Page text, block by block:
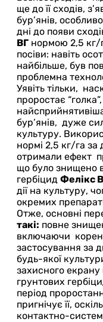
ще до її сходів,
бур’янів,
дні до появи
ВГ нормою 2,5 кг/
посіви: навіть
найбільше, був
проблемна
Уявіть тільки,
проростає
бур’янів, дуже
культуру.
нормі 2,5 кг/га за
отримали ефект
що було знищено
гербіцид Фелікс
дії на культуру,
окремих
Отже, основні
такі: повне
включаючи
застосування за
будь-якої
захисного
грунтових
період
пригнічує її,
контактно-